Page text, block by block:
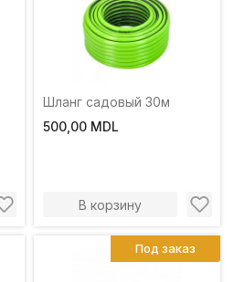
Шланг садовый 30м
500,00 MDL
В корзину
Под заказ